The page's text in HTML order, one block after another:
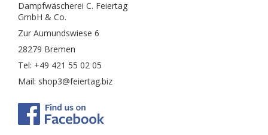
Dampfwäscherei C. Feiertag
GmbH & Co.
Zur Aumundswiese 6
28279 Bremen
Tel: +49 421 55 02 05
Mail: shop3@feiertag.biz